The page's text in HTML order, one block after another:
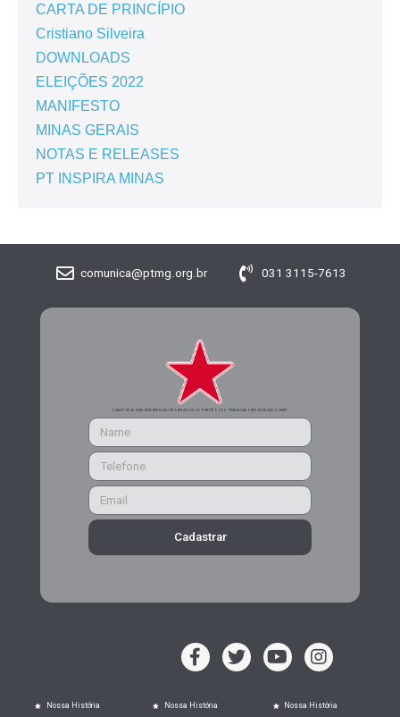
CARTA DE PRINCÍPIO
Cristiano Silveira
DOWNLOADS
ELEIÇÕES 2022
MANIFESTO
MINAS GERAIS
NOTAS E RELEASES
PT INSPIRA MINAS
comunica@ptmg.org.br 031 3115-7613
CADASTRE-SE PARA RECEBER MAIS INFORMAÇÕES DO PARTIDO DOS TRABALHADORES DE MINAS GERAIS
Cadastrar
Nossa História Nossa História Nossa História